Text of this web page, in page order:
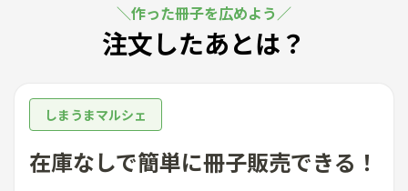
作った冊子を広めよう
注文したあとは？
しまうまマルシェ
在庫なしで簡単に冊子販売できる！